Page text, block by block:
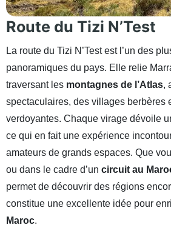
Route du Tizi N’Test
La route du Tizi N’Test est l’un des
panoramiques du pays. Elle relie
traversant les montagnes de l’Atlas,
spectaculaires, des villages berbères
verdoyantes. Chaque virage dévoile
ce qui en fait une expérience
amateurs de grands espaces. Que
ou dans le cadre d’un circuit au
permet de découvrir des régions
constitue une excellente idée pour
Maroc.